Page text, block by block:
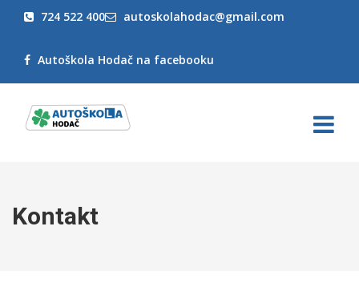
724 522 400 autoskolahodac@gmail.com
Autoškola Hodač na facebooku
Kontakt